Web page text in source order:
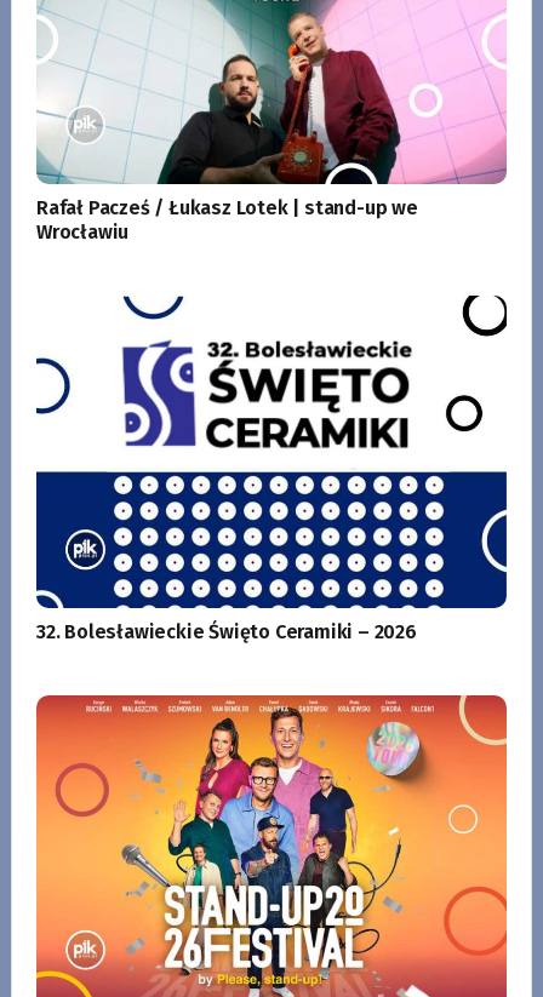
Rafał Pacześ / Łukasz Lotek | stand-up we
Wrocławiu
32. Bolesławieckie Święto Ceramiki – 2026